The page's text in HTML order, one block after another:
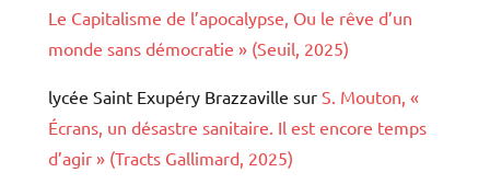
Le Capitalisme de l’apocalypse, Ou le rêve d’un
monde sans démocratie » (Seuil, 2025)
lycée Saint Exupéry Brazzaville sur S. Mouton, «
Écrans, un désastre sanitaire. Il est encore temps
d’agir » (Tracts Gallimard, 2025)